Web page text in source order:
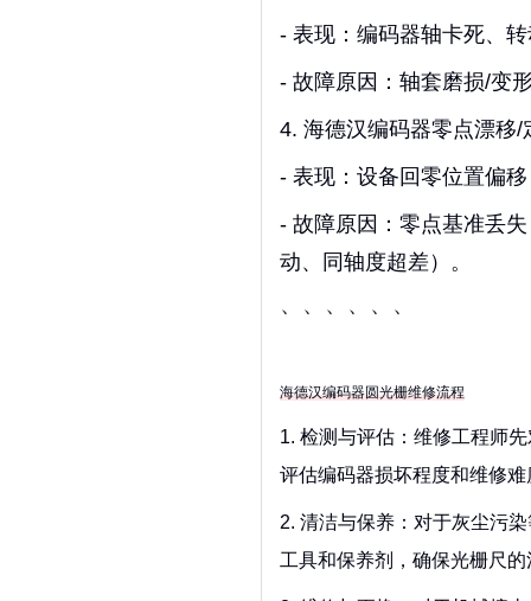
- 表现：编码器轴卡死、
- 故障原因：轴套磨损/变
4. 海德汉编码器零点漂移/
- 表现：设备回零位置偏
- 故障原因：零点基准丢
动、同轴度超差）。
、、、、、、
海德汉编码器圆光栅维修流程
1. 检测与评估：维修工程师
评估编码器损坏程度和维修难
2. 清洁与保养：对于灰尘污
工具和保养剂，确保光栅尺